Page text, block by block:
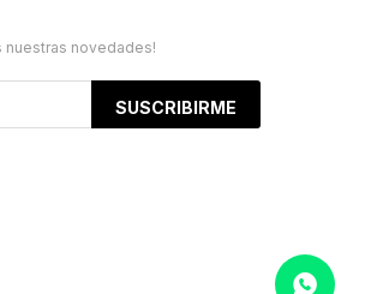
nuestras novedades!
SUSCRIBIRME